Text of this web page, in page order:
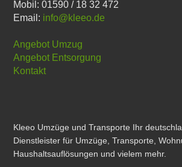
Mobil: 01590 / 18 32 472
Email: info@kleeo.de
Angebot Umzug
Angebot Entsorgung
Kontakt
Kleeo Umzüge und Transporte Ihr
Dienstleister für Umzüge, Transporte,
Haushaltsauflösungen und vielem mehr.